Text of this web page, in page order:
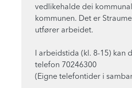
vedlikehalde dei
kommunen. Det er
utfører arbeidet.
I arbeidstida (kl. 8-15) kan
telefon 70246300
(Eigne telefontider i